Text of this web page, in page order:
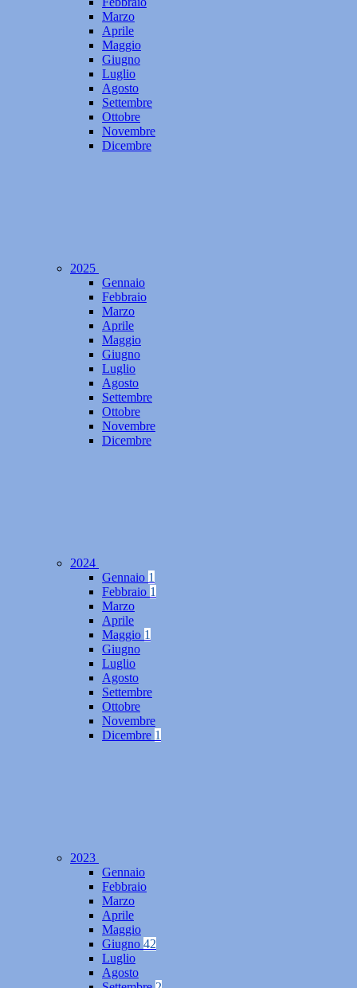
Marzo
Aprile
Maggio
Giugno
Luglio
Agosto
Settembre
Ottobre
Novembre
Dicembre
2025
Gennaio
Febbraio
Marzo
Aprile
Maggio
Giugno
Luglio
Agosto
Settembre
Ottobre
Novembre
Dicembre
2024
Gennaio 1
Febbraio 1
Marzo
Aprile
Maggio 1
Giugno
Luglio
Agosto
Settembre
Ottobre
Novembre
Dicembre 1
2023
Gennaio
Febbraio
Marzo
Aprile
Maggio
Giugno 42
Luglio
Agosto